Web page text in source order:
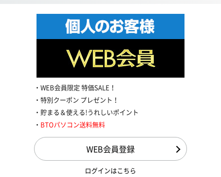
WEB会員限定 特価SALE！
特別クーポン プレゼント！
貯まる＆使える!うれしいポイント
BTOパソコン送料無料
WEB会員登録
ログインはこちら